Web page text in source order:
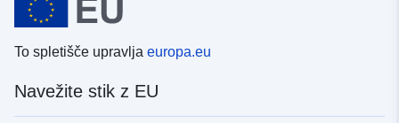
To spletišče upravlja europa.eu
Navežite stik z EU